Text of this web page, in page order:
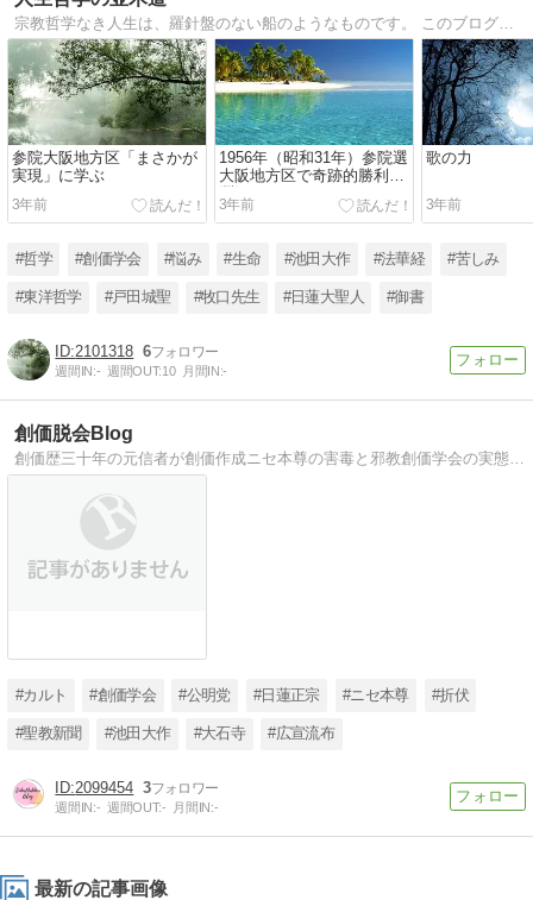
参院大阪地方区「まさかが
実現」に学ぶ
3年前
1956年（昭和31年）参院選
大阪地方区で奇跡的勝利の
淵源
3年前
歌の力
3年前
#哲学 #創価学会 #悩み #生命 #池田大作 #法華経 #苦しみ
#東洋哲学 #戸田城聖 #牧口先生 #日蓮大聖人 #御書
2101318 6
週間IN:- 週間OUT:10 月間IN:-
創価脱会Blog
創価歴三十年の元信者が創価作成ニセ本尊の害毒と邪教創価学会の実態を伝えるブログ
#カルト #創価学会 #公明党 #日蓮正宗 #ニセ本尊 #折伏
#聖教新聞 #池田大作 #大石寺 #広宣流布
2099454 3
週間IN:- 週間OUT:- 月間IN:-
最新の記事画像